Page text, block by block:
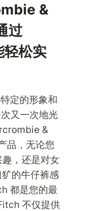
&
过
松实
定的形象和
又一次地光
&
品，无论您
，还是对女
的牛仔裤感
都是您的最
不仅提供